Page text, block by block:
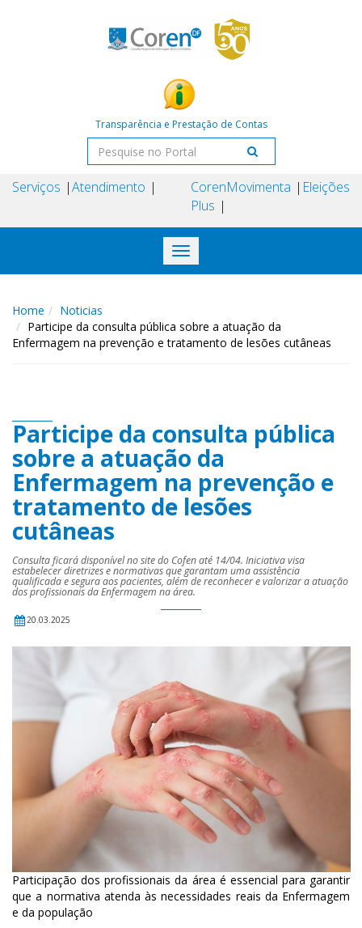
Transparência e Prestação de Contas
Serviços Atendimento
Coren
Plus
Movimenta Eleições
Toggle
navigation
Home
Noticias
Participe da consulta pública sobre a atuação da
Enfermagem na prevenção e tratamento de lesões cutâneas
Participe da consulta pública
sobre a atuação da
Enfermagem na prevenção e
tratamento de lesões
cutâneas
Consulta ficará disponível no site do Cofen até 14/04. Iniciativa visa
estabelecer diretrizes e normativas que garantam uma assistência
qualificada e segura aos pacientes, além de reconhecer e valorizar a atuação
dos profissionais da Enfermagem na área.
20.03.2025
Participação dos profissionais da área é essencial para garantir
que a normativa atenda às necessidades reais da Enfermagem
e da população